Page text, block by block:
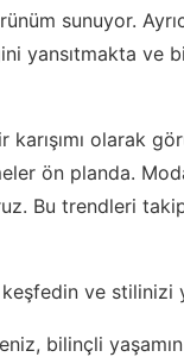
sunuyor.
yansıtmakta ve
olarak
ön planda.
Bu trendleri
ve stilinizi
bilinçli yaşamın